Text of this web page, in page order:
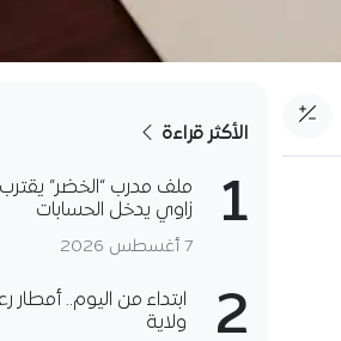
الأكثر قراءة
1
ملف مدرب “الخضر”
زاوي يدخل الحسابات
7 أغسطس 2026
2
ولاية